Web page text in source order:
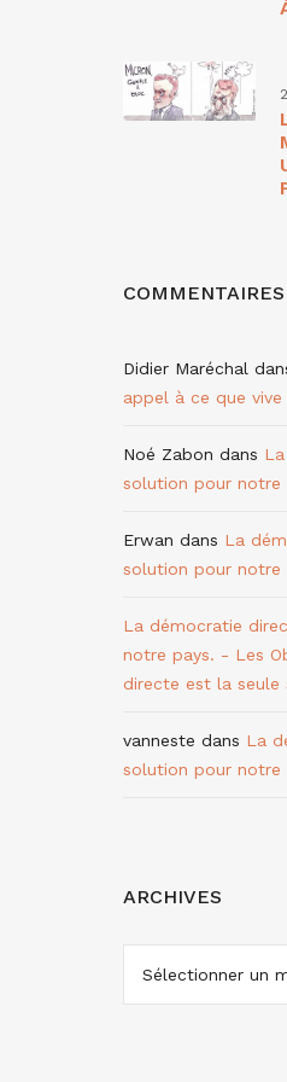
Didier Maréchal
appel à ce que vive
Noé Zabon dans
solution pour notre
Erwan dans La
solution pour notre
La démocratie
notre pays. - Les
directe est la seule
vanneste dans La
solution pour notre
ARCHIVES
ARCHIVES